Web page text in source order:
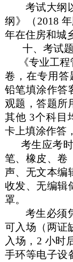
考试大纲
纲》（ 2018 年
年在住房和城
十、考试
《专业工
卷，在专用答
铅笔填涂作答
观题，答题所
其他 3个科目
卡上填涂作答
考生应考时
笔、橡皮、卷
声、无文本编
收发、无编辑
罩。
考生必须
可入场（两证
入场，2 小时
手环等电子设